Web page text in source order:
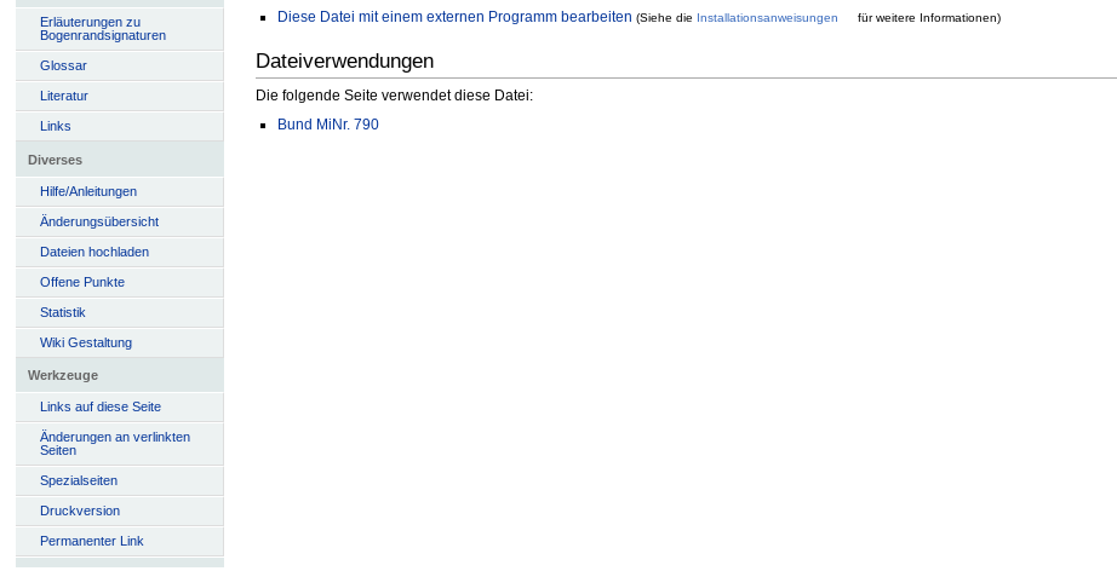
Erläuterungen zu
Bogenrandsignaturen
Glossar
Literatur
Links
Diverses
Hilfe/Anleitungen
Änderungsübersicht
Dateien hochladen
Offene Punkte
Statistik
Wiki Gestaltung
Werkzeuge
Links auf diese Seite
Änderungen an verlinkten
Seiten
Spezialseiten
Druckversion
Permanenter Link
Diese Datei mit einem externen Programm bearbeiten (Siehe die Installationsanweisungen für weitere Informationen)
Dateiverwendungen
Die folgende Seite verwendet diese Datei:
Bund MiNr. 790